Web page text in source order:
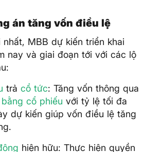
án tăng vốn điều lệ
MBB dự kiến triển khai
nay và giai đoạn tới với các lộ
trả cổ tức: Tăng vốn thông qua
cổ phiếu với tỷ lệ tối đa
dự kiến giúp vốn điều lệ tăng
hiện hữu: Thực hiện quyền